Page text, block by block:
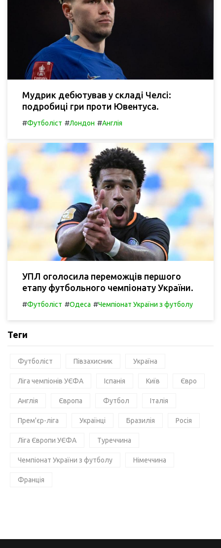
Мудрик дебютував у складі Челсі:
подробиці гри проти Ювентуса.
#Футболіст #Лондон #Англія
УПЛ оголосила переможців першого
етапу футбольного чемпіонату України.
#Футболіст #Одеса #Чемпіонат України з футболу
Теги
Футболіст Півзахисник Україна
Ліга чемпіонів УЄФА Іспанія Київ Євро
Англія Європа Футбол Італія
Прем'єр-ліга Українці Бразилія Росія
Ліга Європи УЄФА Туреччина
Чемпіонат України з футболу Німеччина
Франція